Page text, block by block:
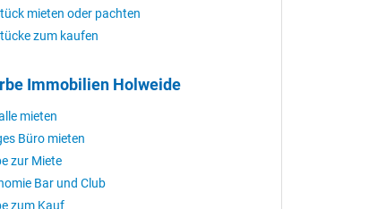
mieten oder pachten
zum kaufen
Immobilien Holweide
mieten
Büro mieten
zur Miete
Bar und Club
zum Kauf